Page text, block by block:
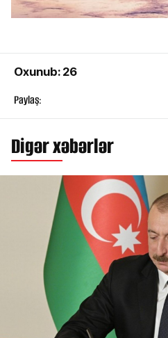
Oxunub: 26
Paylaş:
Digər xəbərlər